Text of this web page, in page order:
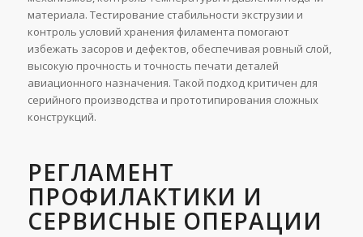
материала. Тестирование стабильности экструзии и
контроль условий хранения филамента помогают
избежать засоров и дефектов, обеспечивая ровный слой,
высокую прочность и точность печати деталей
авиационного назначения. Такой подход критичен для
серийного производства и прототипирования сложных
конструкций.
РЕГЛАМЕНТ
ПРОФИЛАКТИКИ И
СЕРВИСНЫЕ ОПЕРАЦИИ